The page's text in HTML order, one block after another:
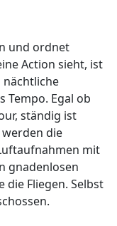
und ordnet
Action sieht, ist
nächtliche
Egal ob
ständig ist
die
mit
gnadenlosen
die Fliegen. Selbst